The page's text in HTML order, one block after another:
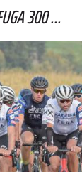
300 ...